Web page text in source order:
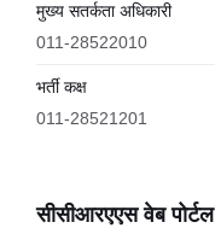
मुख्य सतर्कता अधिकारी
011-28522010
भर्ती कक्ष
011-28521201
सीसीआरएएस वेब पोर्टल